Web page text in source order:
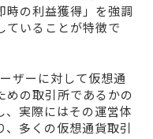
時の利益獲得」を強調
ていることが特徴で
ーに対して仮想通
めの取引所であるかの
、実際にはその運営体
多くの仮想通貨取引